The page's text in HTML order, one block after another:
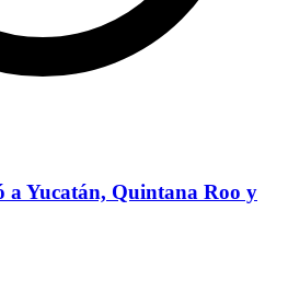
a Yucatán, Quintana Roo y